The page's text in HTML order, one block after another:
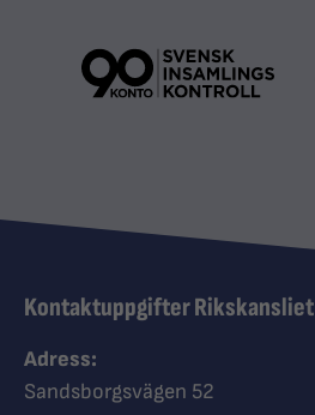
Kontaktuppgifter Rikskansliet
Adress:
Sandsborgsvägen 52